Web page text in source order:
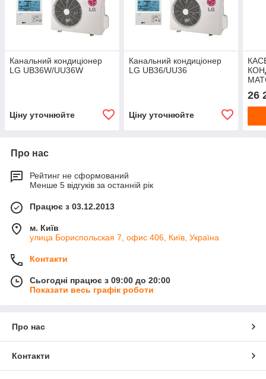
Канальний кондиціонер
LG UB36W/UU36W
Ціну уточнюйте
Канальний кондиціонер
LG UB36/UU36
Ціну уточнюйте
26
Про нас
Рейтинг не сформований
Менше 5 відгуків за останній рік
Працює з 03.12.2013
м. Київ
улица Бориспольская 7, офис 406, Київ, Україна
Контакти
Сьогодні працює з 09:00 до 20:00
Показати весь графік роботи
Про нас
Контакти